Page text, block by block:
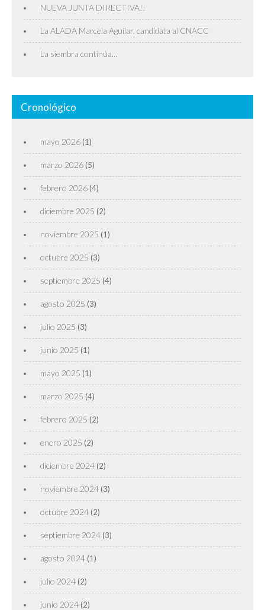
NUEVA JUNTA DIRECTIVA!!
La ALADA Marcela Aguilar, candidata al CNACC
La siembra continúa…
Cronológico
mayo 2026 (1)
marzo 2026 (5)
febrero 2026 (4)
diciembre 2025 (2)
noviembre 2025 (1)
octubre 2025 (3)
septiembre 2025 (4)
agosto 2025 (3)
julio 2025 (3)
junio 2025 (1)
mayo 2025 (1)
marzo 2025 (4)
febrero 2025 (2)
enero 2025 (2)
diciembre 2024 (2)
noviembre 2024 (3)
octubre 2024 (2)
septiembre 2024 (3)
agosto 2024 (1)
julio 2024 (2)
junio 2024 (2)